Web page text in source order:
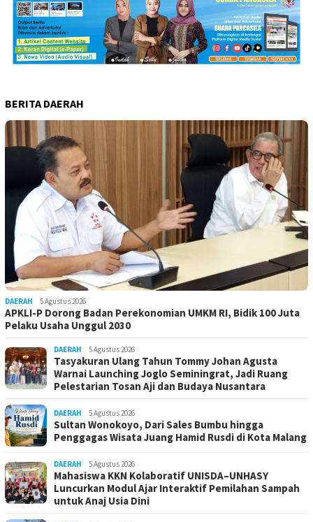
BERITA DAERAH
DAERAH 5 Agustus 2026
APKLI-P Dorong Badan Perekonomian UMKM RI, Bidik 100 Juta
Pelaku Usaha Unggul 2030
DAERAH 5 Agustus 2026
Tasyakuran Ulang Tahun Tommy Johan Agusta
Warnai Launching Joglo Seminingrat, Jadi Ruang
Pelestarian Tosan Aji dan Budaya Nusantara
DAERAH 5 Agustus 2026
Sultan Wonokoyo, Dari Sales Bumbu hingga
Penggagas Wisata Juang Hamid Rusdi di Kota Malang
DAERAH 5 Agustus 2026
Mahasiswa KKN Kolaboratif UNISDA–UNHASY
Luncurkan Modul Ajar Interaktif Pemilahan Sampah
untuk Anaj Usia Dini